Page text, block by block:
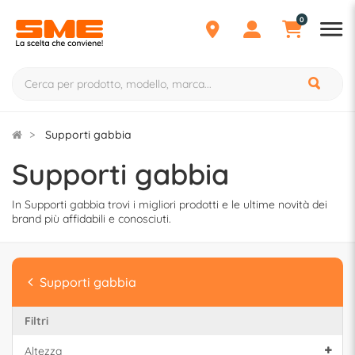
0
Supporti gabbia
Supporti gabbia
In Supporti gabbia trovi i migliori prodotti e le ultime novità dei
brand più affidabili e conosciuti.
Supporti gabbia
Filtri
Altezza